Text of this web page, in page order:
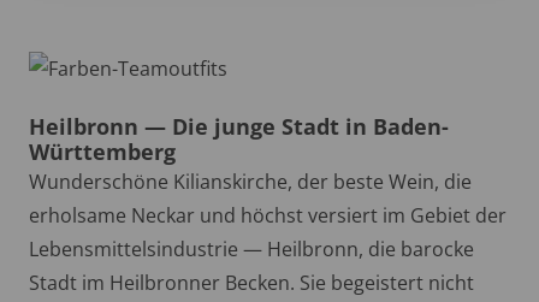
Heilbronn — Die junge Stadt in Baden-
Württemberg
Wunderschöne Kilianskirche, der beste Wein, die
erholsame Neckar und höchst versiert im Gebiet der
Lebensmittelsindustrie — Heilbronn, die barocke
Stadt im Heilbronner Becken. Sie begeistert nicht